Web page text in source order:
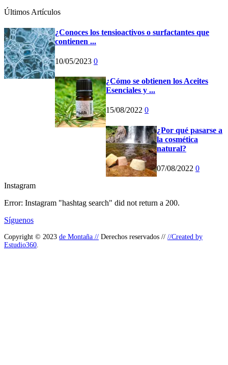
Últimos Artículos
¿Conoces los tensioactivos o surfactantes que
contienen ...
10/05/2023 0
¿Cómo se obtienen los Aceites
Esenciales y ...
15/08/2022 0
¿Por qué pasarse a
la cosmética
natural?
07/08/2022 0
Instagram
Error: Instagram "hashtag search" did not return a 200.
Síguenos
Copyright © 2023 de Montaña // Derechos reservados // //Created by
Estudio360